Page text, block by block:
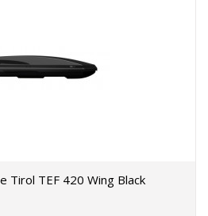
Tirol TEF 420 Wing Black